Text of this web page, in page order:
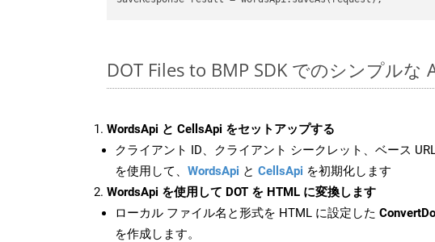
DOT Files to BMP SDK でのシンプルな
WordsApi と CellsApi をセットアップする
クライアント ID、クライアント シークレット、ベース
を使用して、 WordsApi と CellsApi を初期化します
WordsApi を使用して DOT を HTML に変換します
ローカル ファイル名と形式を HTML に設定した
を作成します。